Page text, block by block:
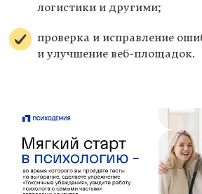
логистики и другими;
проверка и исправление
и улучшение веб-площадок.